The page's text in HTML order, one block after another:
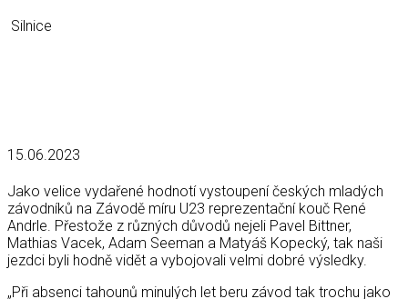
Silnice
15.06.2023
Jako velice vydařené hodnotí vystoupení českých mladých
závodníků na Závodě míru U23 reprezentační kouč René
Andrle. Přestože z různých důvodů nejeli Pavel Bittner,
Mathias Vacek, Adam Seeman a Matyáš Kopecký, tak naši
jezdci byli hodně vidět a vybojovali velmi dobré výsledky.
„Při absenci tahounů minulých let beru závod tak trochu jako